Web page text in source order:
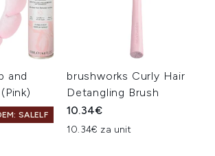
and
SALELF
detaliczna:
brushworks Curly Hair
Detangling Brush
10.34€
10.34€ za unit